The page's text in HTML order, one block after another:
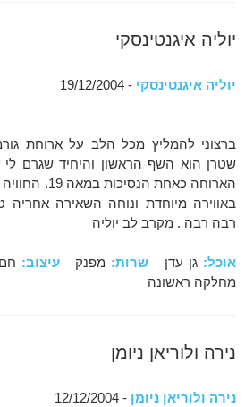
יוליה איגנטינסקי
יוליה איגנטינסקי - 19/12/2004
ברצוני להמליץ מכל הלב על ארוחת
שטרן הוא השף הראשון והיחיד שגרם לי
באווירה מיוחדת ונוחה השאירה
רבה רבה . מקרב לב יוליה
אוכל: גן עדן שרות: מפנקעיצוב:
מחלקה ראשונה
נירה ולוריאן ניומן
נירה ולוריאן ניומן - 12/12/2004